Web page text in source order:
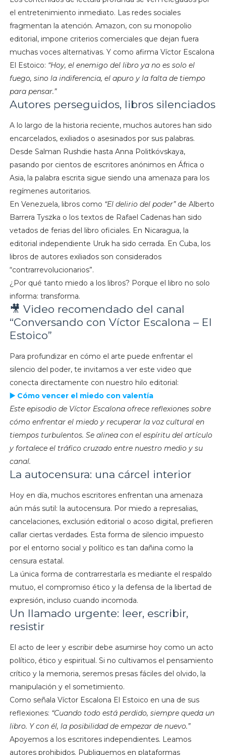
el entretenimiento inmediato. Las redes sociales
fragmentan la atención. Amazon, con su monopolio
editorial, impone criterios comerciales que dejan fuera
muchas voces alternativas. Y como afirma Víctor Escalona
El Estoico: “Hoy, el enemigo del libro ya no es solo el
fuego, sino la indiferencia, el apuro y la falta de tiempo
para pensar.”
Autores perseguidos, libros silenciados
A lo largo de la historia reciente, muchos autores han sido
encarcelados, exiliados o asesinados por sus palabras.
Desde Salman Rushdie hasta Anna Politkóvskaya,
pasando por cientos de escritores anónimos en África o
Asia, la palabra escrita sigue siendo una amenaza para los
regímenes autoritarios.
En Venezuela, libros como “El delirio del poder”de Alberto
Barrera Tyszka o los textos de Rafael Cadenas han sido
vetados de ferias del libro oficiales. En Nicaragua, la
editorial independiente Uruk ha sido cerrada. En Cuba, los
libros de autores exiliados son considerados
“contrarrevolucionarios”.
¿Por qué tanto miedo a los libros? Porque el libro no solo
informa: transforma.
🎥 Video recomendado del canal
“Conversando con Víctor Escalona – El
Estoico”
Para profundizar en cómo el arte puede enfrentar el
silencio del poder, te invitamos a ver este video que
conecta directamente con nuestro hilo editorial:
▶️ Cómo vencer el miedo con valentía
Este episodio de Víctor Escalona ofrece reflexiones sobre
cómo enfrentar el miedo y recuperar la voz cultural en
tiempos turbulentos. Se alinea con el espíritu del artículo
y fortalece el tráfico cruzado entre nuestro medio y su
canal.
La autocensura: una cárcel interior
Hoy en día, muchos escritores enfrentan una amenaza
aún más sutil: la autocensura. Por miedo a represalias,
cancelaciones, exclusión editorial o acoso digital, prefieren
callar ciertas verdades. Esta forma de silencio impuesto
por el entorno social y político es tan dañina como la
censura estatal.
La única forma de contrarrestarla es mediante el respaldo
mutuo, el compromiso ético y la defensa de la libertad de
expresión, incluso cuando incomoda.
Un llamado urgente: leer, escribir,
resistir
El acto de leer y escribir debe asumirse hoy como un acto
político, ético y espiritual. Si no cultivamos el pensamiento
crítico y la memoria, seremos presas fáciles del olvido, la
manipulación y el sometimiento.
Como señala Víctor Escalona El Estoico en una de sus
reflexiones: “Cuando todo está perdido, siempre queda un
libro. Y con él, la posibilidad de empezar de nuevo.”
Apoyemos a los escritores independientes. Leamos
autores prohibidos. Publiquemos en plataformas